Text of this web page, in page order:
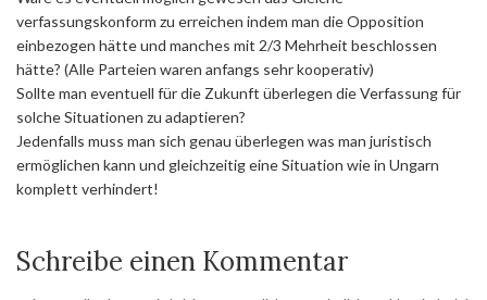
verfassungskonform zu erreichen indem man die Opposition
einbezogen hätte und manches mit 2/3 Mehrheit beschlossen
hätte? (Alle Parteien waren anfangs sehr kooperativ)
Sollte man eventuell für die Zukunft überlegen die Verfassung für
solche Situationen zu adaptieren?
Jedenfalls muss man sich genau überlegen was man juristisch
ermöglichen kann und gleichzeitig eine Situation wie in Ungarn
komplett verhindert!
Schreibe einen Kommentar